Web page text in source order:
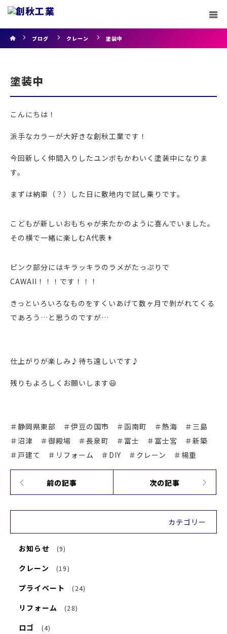
ブログ
クレーン 塗装中
塗装中
こんにちは！
派手なカラーが大好きな創秋工業です！
今回新しく仲間入りしたユンボもかわいく塗装中になりま
す。
まずは納車（？）した日に敷地内で試し乗りです。
こどもが新しいおもちゃが来たかのように喜んでいました。
その横で一緒に楽しむA代表👨
ピンク部分にはキラッキラのラメがたっぷりで
CAWAII！！！です！！！
きっといろいろなものをすくいあげて数ヶ月で剝がれてくる
であろう…と思うのですが…
仕上がりが楽しみ♪待ち遠しいです♪
残りもよろしくお願いします😃
＃静岡県東部 ＃伊豆の国市 ＃函南町 ＃熱海 ＃三島
＃沼津 ＃御殿場 ＃長泉町 ＃富士 ＃富士宮 ＃新築
＃戸建て ＃リフォーム ＃DIY ＃クレーン ＃楊重
前の記事 次の記事
カテゴリー
お知らせ (9)
クレーン (19)
プライベート (24)
リフォーム (28)
ロゴ (4)